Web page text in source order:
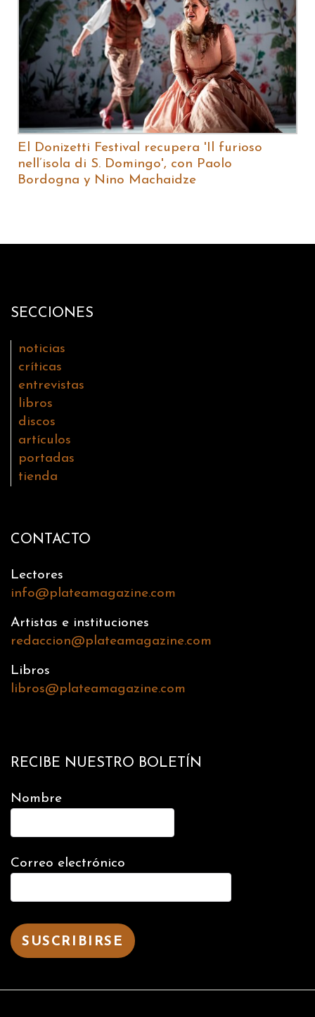
El Donizetti Festival recupera 'Il furioso
nell’isola di S. Domingo', con Paolo
Bordogna y Nino Machaidze
SECCIONES
noticias
críticas
entrevistas
libros
discos
artículos
portadas
tienda
CONTACTO
Lectores
info@plateamagazine.com
Artistas e instituciones
redaccion@plateamagazine.com
Libros
libros@plateamagazine.com
RECIBE NUESTRO BOLETÍN
Nombre
Correo electrónico